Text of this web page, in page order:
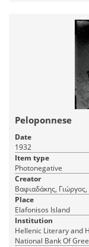
Peloponnese
Date
1932
Item type
Photonegative
Creator
Βαφιαδάκης,
Place
Elafonisos Island
Institution
Hellenic Literary and
National Bank Of